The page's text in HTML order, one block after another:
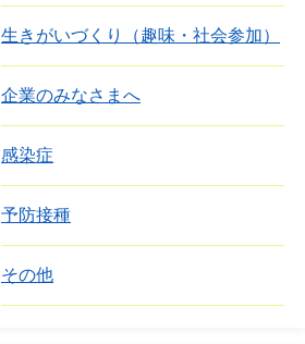
生きがいづくり（趣味・社会参加）
企業のみなさまへ
感染症
予防接種
その他